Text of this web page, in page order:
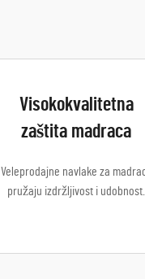
Visokokvalitetna
zaštita madraca
Veleprodajne navlake za
pružaju izdržljivost i udobnost.